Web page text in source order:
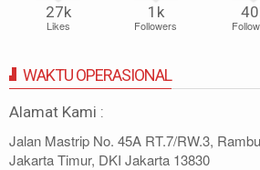
27k
Likes
1k
Followers
WAKTU OPERASIONAL
Alamat Kami :
Jalan Mastrip No. 45A RT.7/RW.3,
Jakarta Timur, DKI Jakarta 13830